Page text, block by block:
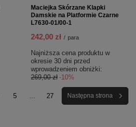
Maciejka Skórzane Klapki
Damskie na Platformie Czarne
L7630-01/00-1
242,00 zł / para
Najniższa cena produktu w
okresie 30 dni przed
wprowadzeniem obniżki:
269,00 zł -10%
5 27 Następna strona